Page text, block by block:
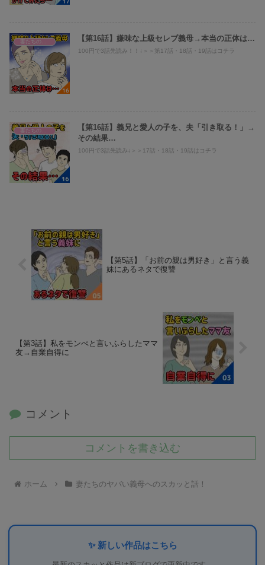
【第16話】嫌味な上級セレブ義母→本当の正体は…
100円で3話先読み！！↓＞＞第17話・18話・19話はコチラ
【第16話】義兄と愛人の子を、夫「引き取る！」→
その結果…
100円で3話先読み↓＞＞17話・18話・19話はコチラ
【第5話】「お前の親は男好き」と言う義
妹にあるネタで復讐
【第3話】私をモンぺと言いふらしたママ
友→自業自得に
コメント
コメントを書き込む
ホーム 妻たちのヤバい義母へのスカッと話！
✨ 新しい作品はこちら